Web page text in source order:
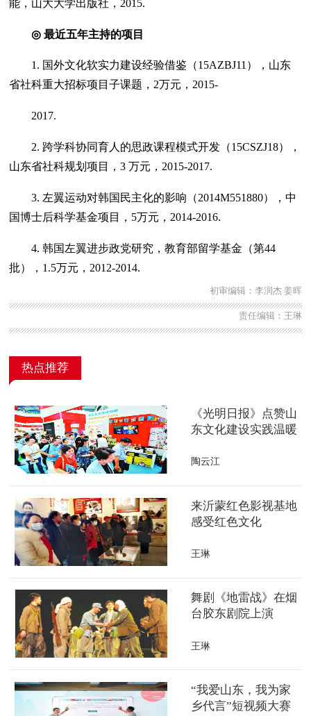
能，山大大学出版社，2015.
◎ 最近五年主持的项目
1. 国外文化软实力建设经验借鉴（15AZBJ11），山东
省社科重大招标项目子课题，2万元，2015-
2017.
2. 跨学科协同育人的思政课程模式开发（15CSZJ18），
山东省社科规划项目，3 万元，2015-2017.
3. 左翼运动对韩国民主化的影响（2014M551880），中
国博士后科学基金项目，5万元，2014-2016.
4. 韩国左翼进步政党研究，教育部留学基金（第44
批），1.5万元，2012-2014.
初审编辑：李润杰 姜晖
责任编辑：王琳
热点推荐
《光明日报》点赞山
东文化建设实践温暖
陶云江
来沂蒙红色影视基地
感受红色文化
王琳
舞剧《地雷战》在烟
台胶东剧院上演
王琳
“我爱山东，我为家
乡代言”短视频大赛